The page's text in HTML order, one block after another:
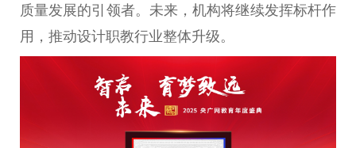
质量发展的引领者。未来，机构将继续发挥标杆作
用，推动设计职教行业整体升级。